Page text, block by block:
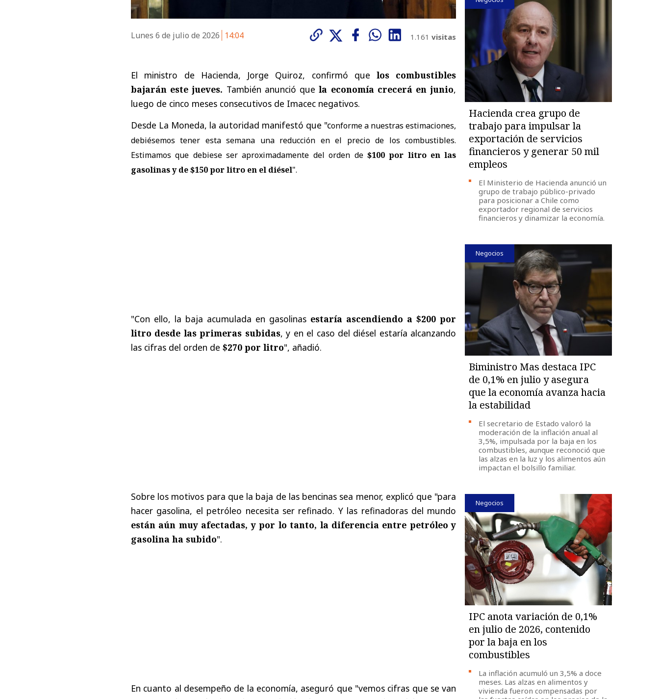
Lunes 6 de julio de 2026 14:04 1.161 visitas
El ministro de Hacienda, Jorge Quiroz, confirmó quelos combustibles
bajarán este jueves. También anunció quela economía crecerá en junio,
luego de cinco meses consecutivos de Imacec negativos.
Desde La Moneda, la autoridad manifestó que "conforme a nuestras estimaciones,
debiésemos tener esta semana una reducción en el precio de los combustibles.
Estimamos que debiese ser aproximadamente del orden de $100 por litro en las
gasolinas y de $150 por litro en el diésel".
"Con ello, la baja acumulada en gasolinas estaría ascendiendo a $200 por
litro desde las primeras subidas, y en el caso del diésel estaría alcanzando
las cifras del orden de $270 por litro", añadió.
Sobre los motivos para que la baja de las bencinas sea menor, explicó que "para
hacer gasolina, el petróleo necesita ser refinado. Y las refinadoras del mundo
están aún muy afectadas, y por lo tanto, la diferencia entre petróleo y
gasolina ha subido".
En cuanto al desempeño de la economía, aseguró que "vemos cifras que se van
Hacienda crea grupo de
trabajo para impulsar la
exportación de servicios
financieros y generar 50 mil
empleos
El Ministerio de Hacienda anunció un
grupo de trabajo público-privado
para posicionar a Chile como
exportador regional de servicios
financieros y dinamizar la economía.
Negocios
Biministro Mas destaca IPC
de 0,1% en julio y asegura
que la economía avanza hacia
la estabilidad
El secretario de Estado valoró la
moderación de la inflación anual al
3,5%, impulsada por la baja en los
combustibles, aunque reconoció que
las alzas en la luz y los alimentos aún
impactan el bolsillo familiar.
Negocios
IPC anota variación de 0,1%
en julio de 2026, contenido
por la baja en los
combustibles
La inflación acumuló un 3,5% a doce
meses. Las alzas en alimentos y
vivienda fueron compensadas por